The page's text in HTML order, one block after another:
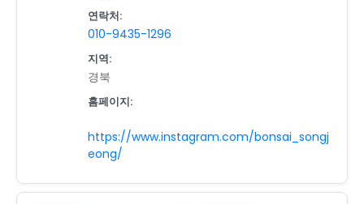
연락처:
010-9435-1296
지역:
경북
홈페이지:
https://www.instagram.com/bonsai_songj
eong/